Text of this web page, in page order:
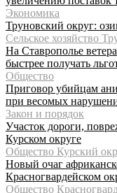
Экономика
Труновский округ:
Сельское хозяйство
На Ставрополье
быстрее получать
Общество
Приговор убийцам
при весомых
Закон и порядок
Участок дороги,
Курском округе
Общество Курский
Новый очаг
Красногвардейском
Общество